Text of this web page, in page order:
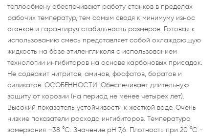
теплообмену обеспечивают работу станков в пределах
рабочих температур, тем самым сводя к минимуму износ
станков и гарантируя стабильность размеров. Готовая к
использованию смесь представляет собой охлаждающую
жидкость на базе этиленгликоля с использованием
технологии ингибиторов на основе карбоновых присадок.
Не содержит нитритов, аминов, фосфатов, боратов и
силикатов. ОСОБЕННОСТИ: Обеспечивает длительную
защиту от корозии (на период не менее четырех лет).
Высокий показатель устойчивости к жесткой воде. Очень
низкие показатели расхода ингибиторов. Температура
замерзания –38 °C. Значение pH 7,6. Плотность при 20 °C -